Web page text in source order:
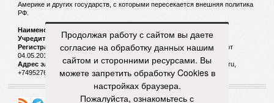
Америке и других государств, с которыми пересекается внешняя политика
РФ.
Наименование:
Учредитель:
ООО «Версия»,Главный редактор:Горевой Р. Г.
Регистрационный номер Роскомнадзора:ЭЛ № ФС 77 - 72681 от
04.05.2018 г.
Адрес электронной почты и телефон редакции:versia@versia.ru,
+74952760348
Продолжая работу с сайтом вы даете
согласие на обработку данных нашим
сайтом и сторонними ресурсами. Вы
можете запретить обработку Cookies в
настройках браузера.
Пожалуйста, ознакомьтесь с